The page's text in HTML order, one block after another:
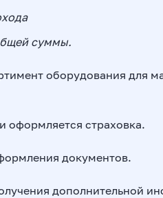
суммы.
оборудования для
оформляется страховка.
документов.
дополнительной